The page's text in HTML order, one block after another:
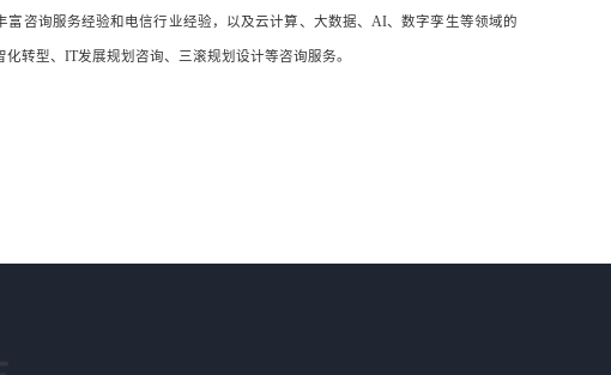
富咨询服务经验和电信行业经验，以及云计算、大数据、AI、数字孪生等领域的
转型、IT发展规划咨询、三滚规划设计等咨询服务。